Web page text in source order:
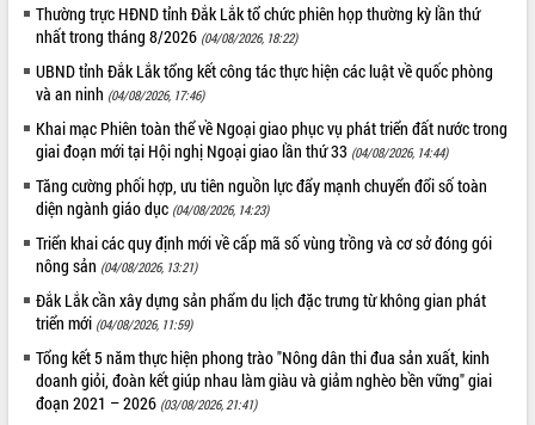
LIÊN KẾT WEB
THỐNG KÊ TRUY CẬP
Hôm nay: 18579
Tất cả: 65994721
Thường trực HĐND tỉnh Đắk Lắk tổ chức phiên họp thường kỳ lần thứ
nhất trong tháng 8/2026 (04/08/2026, 18:22)
UBND tỉnh Đắk Lắk tổng kết công tác thực hiện các luật về quốc phòng
và an ninh (04/08/2026, 17:46)
Khai mạc Phiên toàn thể về Ngoại giao phục vụ phát triển đất nước trong
giai đoạn mới tại Hội nghị Ngoại giao lần thứ 33 (04/08/2026, 14:44)
Tăng cường phối hợp, ưu tiên nguồn lực đẩy mạnh chuyển đổi số toàn
diện ngành giáo dục (04/08/2026, 14:23)
Triển khai các quy định mới về cấp mã số vùng trồng và cơ sở đóng gói
nông sản (04/08/2026, 13:21)
Đắk Lắk cần xây dựng sản phẩm du lịch đặc trưng từ không gian phát
triển mới (04/08/2026, 11:59)
Tổng kết 5 năm thực hiện phong trào "Nông dân thi đua sản xuất, kinh
doanh giỏi, đoàn kết giúp nhau làm giàu và giảm nghèo bền vững" giai
đoạn 2021 – 2026 (03/08/2026, 21:41)